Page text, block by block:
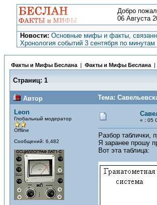
Добро
06 Августа
Новости: Основные мифы и факты,
Хронология событий 3 сентября по
Факты и Мифы Беслана | Факты и Мифы Беслана |
Страниц: 1
Автор
Тема:
Leon
Глобальный модератор
Offline
Сообщений: 6,482
« : 05
Разбор таблички,
Я заранее прошу
Вот эта таблица: